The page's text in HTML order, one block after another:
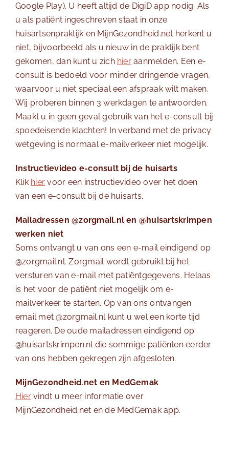
Google Play). U heeft altijd de DigiD app nodig. Als
u als patiënt ingeschreven staat in onze
huisartsenpraktijk en MijnGezondheid.net herkent u
niet, bijvoorbeeld als u nieuw in de praktijk bent
gekomen, dan kunt u zich hieraanmelden. Een e-
consult is bedoeld voor minder dringende vragen,
waarvoor u niet speciaal een afspraak wilt maken.
Wij proberen binnen 3 werkdagen te antwoorden.
Maakt u in geen geval gebruik van het e-consult bij
spoedeisende klachten! In verband met de privacy
wetgeving is normaal e-mailverkeer niet mogelijk.
Instructievideo e-consult bij de huisarts
Klik hier voor een instructievideo over het doen
van een e-consult bij de huisarts.
Mailadressen@zorgmail.nl en @huisartskrimpen
werken niet
Soms ontvangt u van ons een e-mail eindigend op
@zorgmail.nl. Zorgmail wordt gebruikt bij het
versturen van e-mail met patiëntgegevens. Helaas
is het voor de patiënt niet mogelijk om e-
mailverkeer te starten. Op van ons ontvangen
email met @zorgmail.nl kunt u wel een korte tijd
reageren. De oude mailadressen eindigend op
@huisartskrimpen.nl die sommige patiënten eerder
van ons hebben gekregen zijn afgesloten.
MijnGezondheid.net en MedGemak
Hiervindt u meer informatie over
MijnGezondheid.net en de MedGemak app.